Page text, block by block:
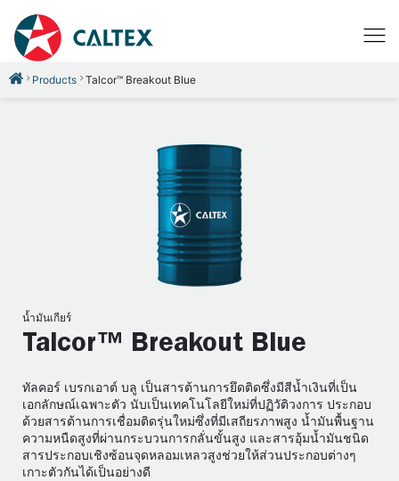
Products Talcor™ Breakout Blue
น้ำมันเกียร์
Talcor™ Breakout Blue
ทัลคอร์ เบรกเอาต์ บลู เป็นสารต้านการยึดติดซึ่งมีสีน้ำเงินที่เป็น
เอกลักษณ์เฉพาะตัว นับเป็นเทคโนโลยีใหม่ที่ปฏิวัติวงการ ประกอบ
ด้วยสารต้านการเชื่อมติดรุ่นใหม่ซึ่งที่มีเสถียรภาพสูง น้ำมันพื้นฐาน
ความหนืดสูงที่ผ่านกระบวนการกลั่นขั้นสูง และสารอุ้มน้ำมันชนิด
สารประกอบเชิงซ้อนจุดหลอมเหลวสูงช่วยให้ส่วนประกอบต่างๆ
เกาะตัวกันได้เป็นอย่างดี